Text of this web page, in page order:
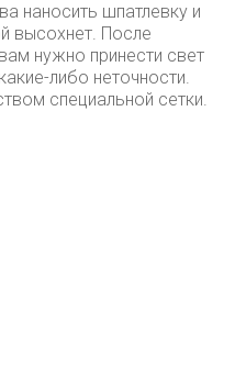
наносить шпатлевку и
высохнет. После
нужно принести свет
либо неточности.
специальной сетки.